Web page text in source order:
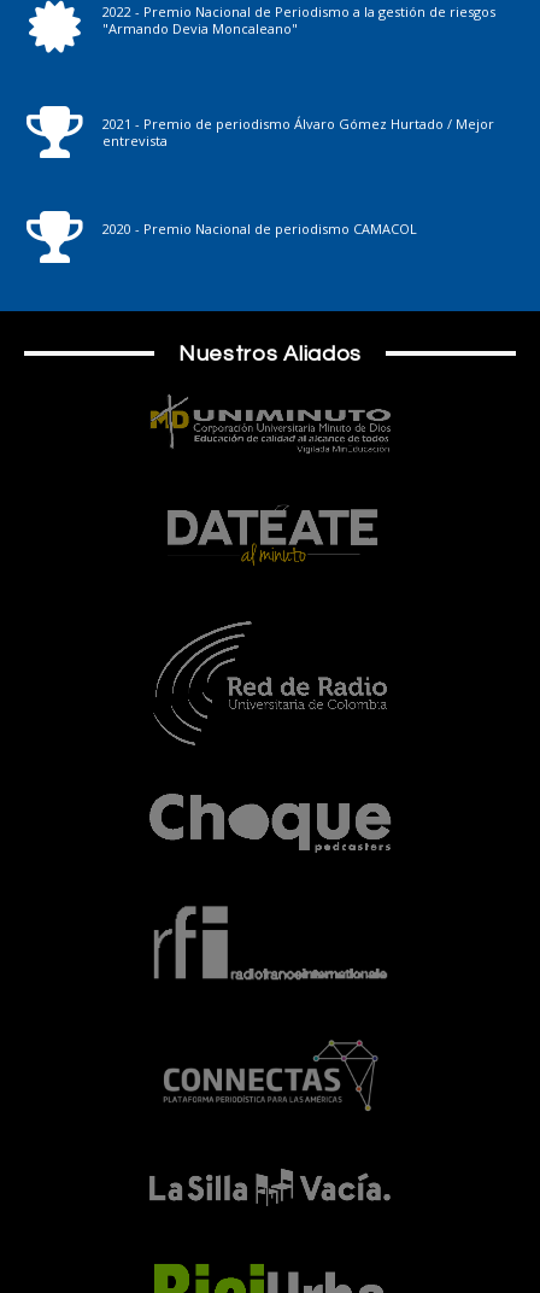
2022 - Premio Nacional de Periodismo a la gestión de riesgos
"Armando Devia Moncaleano"
2021 - Premio de periodismo Álvaro Gómez Hurtado / Mejor
entrevista
2020 - Premio Nacional de periodismo CAMACOL
Nuestros Aliados